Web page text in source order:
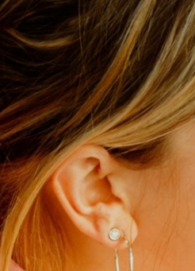
Ga direct naar de content
Veel gezocht
Opleiding
Contact